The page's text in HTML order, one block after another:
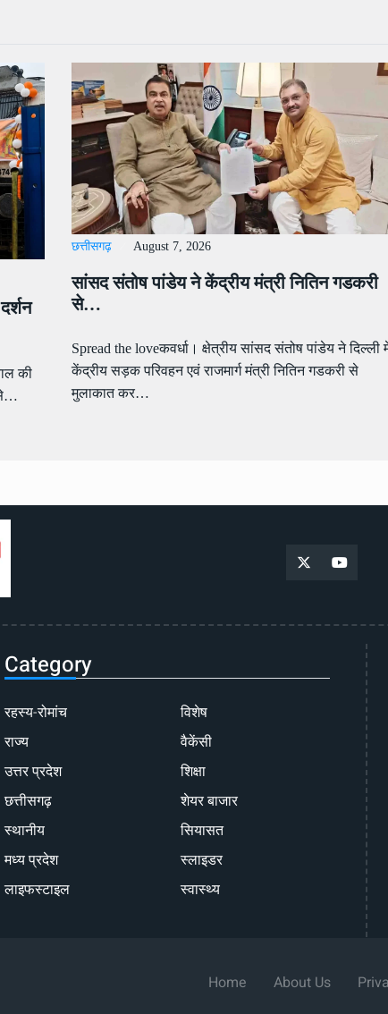
की
छत्तीसगढ़ August 7, 2026
सांसद संतोष पांडेय ने केंद्रीय मंत्री नितिन गडकरी
से…
Spread the loveकवर्धा। क्षेत्रीय सांसद संतोष पांडेय ने दिल्ली
केंद्रीय सड़क परिवहन एवं राजमार्ग मंत्री नितिन गडकरी से
मुलाकात कर…
Category
रहस्य-रोमांच
राज्य
उत्तर प्रदेश
छत्तीसगढ़
स्थानीय
मध्य प्रदेश
लाइफस्टाइल
विशेष
वैकेंसी
शिक्षा
शेयर बाजार
सियासत
स्लाइडर
स्वास्थ्य
Home About Us